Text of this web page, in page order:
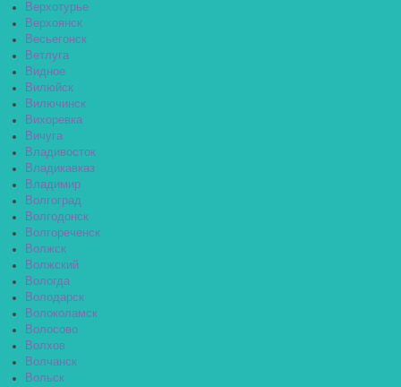
Верхотурье
Верхоянск
Весьегонск
Ветлуга
Видное
Вилюйск
Вилючинск
Вихоревка
Вичуга
Владивосток
Владикавказ
Владимир
Волгоград
Волгодонск
Волгореченск
Волжск
Волжский
Вологда
Володарск
Волоколамск
Волосово
Волхов
Волчанск
Вольск